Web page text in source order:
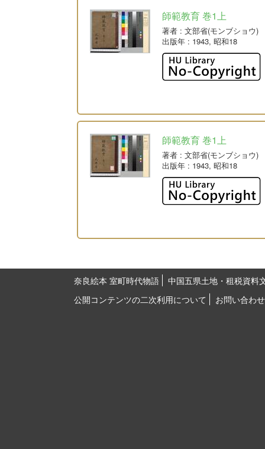
師範教育 巻1上
著者 : 文部省(モンブショウ)
出版年 : 1943, 昭和18
師範教育 巻1上
著者 : 文部省(モンブショウ)
出版年 : 1943, 昭和18
奈良絵本 室町時代物語
中国五県土地・租税資料
公開コンテンツの二次利用について
お問い合わせ